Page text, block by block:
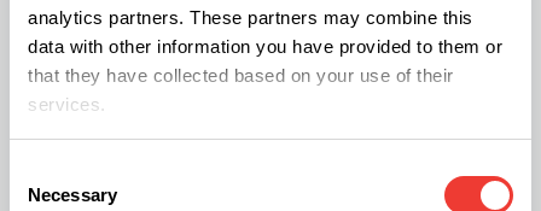
analytics partners. These partners may combine this
data with other information you have provided to them or
that they have collected based on your use of their
services.
Selection
Necessary
niños y adolescentes con cáncer. Además de
proporcionar a las familias distintos servicios y
apoyo psicológico, buscan que los niños sigan
siendo niños, con distintas propuestas para el
juego y el desarrollo personal. Biobizz llevó su